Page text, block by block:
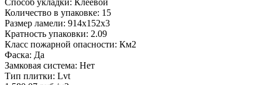
Количество в упаковке: 15
Размер ламели: 914x152x3
Кратность упаковки: 2.09
Класс пожарной опасности: Км2
Фаска: Да
Замковая система: Нет
Тип плитки: Lvt